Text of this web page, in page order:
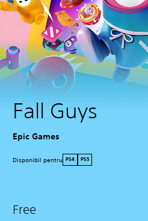
Fall Guys
Epic Games
Disponibil pentru PS4 PS5
Free